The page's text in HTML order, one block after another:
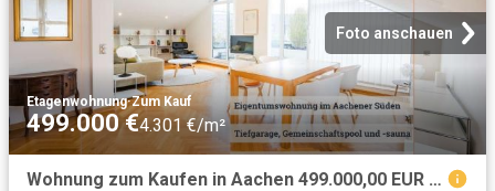
Foto anschauen
Etagenwohnung·Zum Kauf
499.000 €4.301 €/m²
Wohnung zum Kaufen in Aachen 499.000,00 EUR 116 m²